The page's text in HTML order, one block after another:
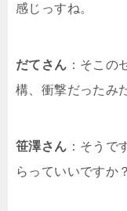
感じっすね。
だてさん ：そこの
構、衝撃だったみ
笹澤さん ：そうで
らっていいですか